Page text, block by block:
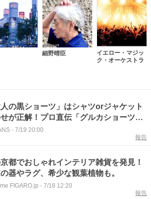
細野晴臣
イエロー・マジッ
ク・オーケストラ
人の黒ショーツ」はシャツorジャケット
が正解！プロ直伝「グルカショーツ」
- 7/19 20:00
報告
都でおしゃれインテリア雑貨を発見！
器やラグ、希少な観葉植物も。
FIGARO.jp - 7/18 12:20
報告